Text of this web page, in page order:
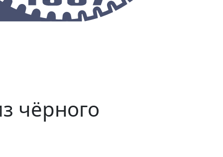
чёрного